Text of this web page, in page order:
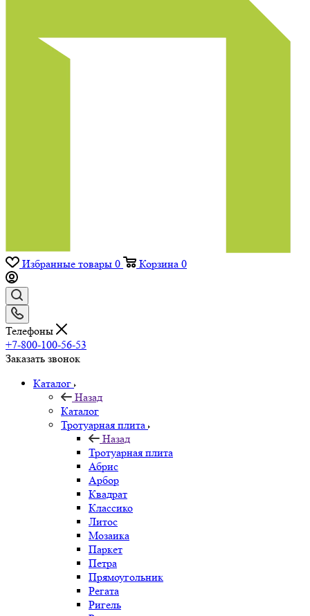
Избранные товары 0 Корзина 0
Телефоны
+7-800-100-56-53
Заказать звонок
Каталог
Назад
Каталог
Тротуарная плита
Назад
Тротуарная плита
Абрис
Арбор
Квадрат
Классико
Литос
Мозаика
Паркет
Петра
Прямоугольник
Регата
Ригель